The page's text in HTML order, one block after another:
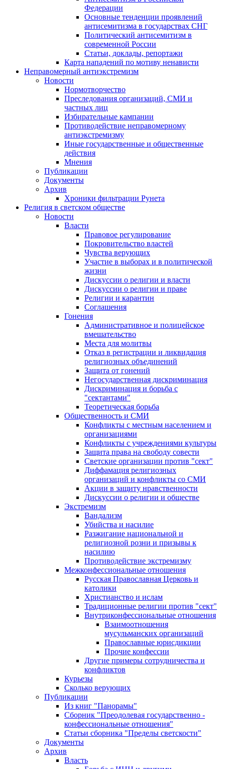
Федерации
Основные тенденции проявлений
антисемитизма в государствах СНГ
Политический антисемитизм в
современной России
Статьи, доклады, репортажи
Карта нападений по мотиву ненависти
Неправомерный антиэкстремизм
Новости
Нормотворчество
Преследования организаций, СМИ и
частных лиц
Избирательные кампании
Противодействие неправомерному
антиэкстремизму
Иные государственные и общественные
действия
Мнения
Публикации
Документы
Архив
Хроники фильтрации Рунета
Религия в светском обществе
Новости
Власти
Правовое регулирование
Покровительство властей
Чувства верующих
Участие в выборах и в политической
жизни
Дискуссии о религии и власти
Дискуссии о религии и праве
Религии и карантин
Соглашения
Гонения
Административное и полицейское
вмешательство
Места для молитвы
Отказ в регистрации и ликвидация
религиозных объединений
Защита от гонений
Негосударственная дискриминация
Дискриминация и борьба с
"сектантами"
Теоретическая борьба
Общественность и СМИ
Конфликты с местным населением и
организациями
Конфликты с учреждениями культуры
Защита права на свободу совести
Светские организации против "сект"
Диффамация религиозных
организаций и конфликты со СМИ
Акции в защиту нравственности
Дискуссии о религии и обществе
Экстремизм
Вандализм
Убийства и насилие
Разжигание национальной и
религиозной розни и призывы к
насилию
Противодействие экстремизму
Межконфессиональные отношения
Русская Православная Церковь и
католики
Христианство и ислам
Традиционные религии против "сект"
Внутриконфессиональные отношения
Взаимоотношения
мусульманских организаций
Православные юрисдикции
Прочие конфессии
Другие примеры сотрудничества и
конфликтов
Курьезы
Сколько верующих
Публикации
Из книг "Панорамы"
Сборник "Преодолевая государственно -
конфессиональные отношения"
Статьи сборника "Пределы светскости"
Документы
Архив
Власть